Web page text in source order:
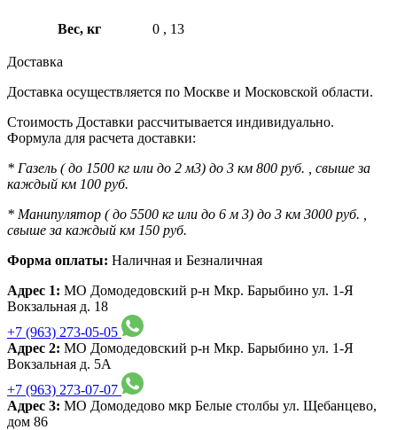
Вес, кг 0 , 13
Доставка
Доставка осуществляется по Москве и Московской области.
Стоимость Доставки рассчитывается индивидуально.
Формула для расчета доставки:
* Газель ( до 1500 кг или до 2 м3) до 3 км 800 руб. , свыше за
каждый км 100 руб.
* Манипулятор ( до 5500 кг или до 6 м 3) до 3 км 3000 руб. ,
свыше за каждый км 150 руб.
Форма оплаты: Наличная и Безналичная
Адрес 1: МО Домодедовский р-н Мкр. Барыбино ул. 1-Я
Вокзальная д. 18
+7 (963) 273-05-05
Адрес 2: МО Домодедовский р-н Мкр. Барыбино ул. 1-Я
Вокзальная д. 5А
+7 (963) 273-07-07
Адрес 3: МО Домодедово мкр Белые столбы ул. Щебанцево,
дом 86